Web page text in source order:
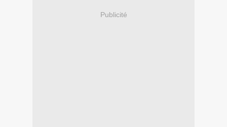
Publicité